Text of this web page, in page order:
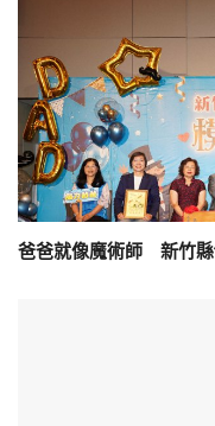
爸爸就像魔術師 新竹縣